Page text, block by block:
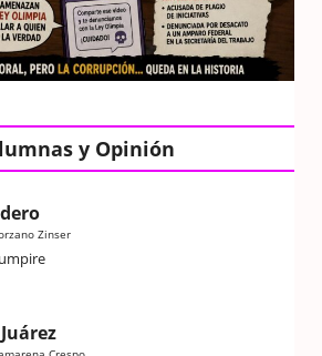
y Opinión
Zinser